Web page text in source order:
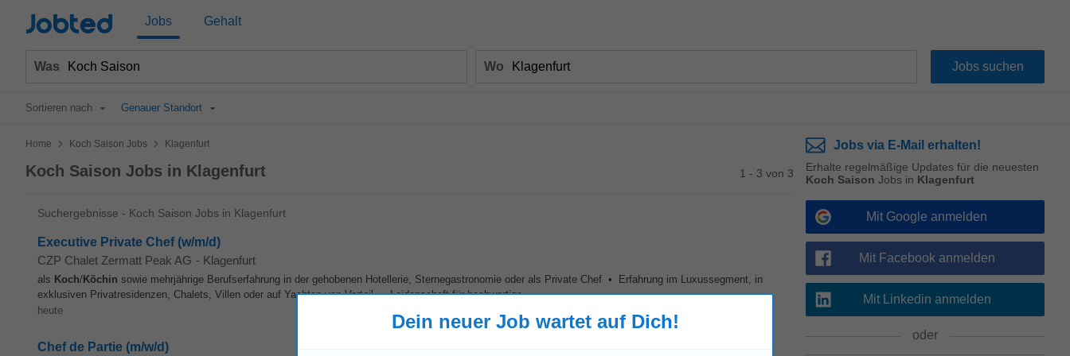
Jobted Jobs Gehalt
Was Wo
Sortieren nach Genauer Standort
Home > Koch Saison Jobs > Klagenfurt
Koch Saison Jobs in Klagenfurt 1 - 3 von 3
Suchergebnisse - Koch Saison Jobs in Klagenfurt
Executive Private Chef (w/m/d)
CZP Chalet Zermatt Peak AG - Klagenfurt
als Koch/ Köchin sowie mehrjährige Berufserfahrung in der gehobenen Hotellerie, Sternegastronomie oder als Private Chef • Erfahrung im Luxussegment, in
exklusiven Privatresidenzen, Chalets, Villen oder auf Yachten von Vorteil • Leidenschaft für hochwertige...
heute
Chef de Partie (m/w/d)
Jobs via E-Mail erhalten!
Erhalte regelmäßige Updates für die neuesten
Koch Saison Jobs in Klagenfurt
Mit Google anmelden
Mit Facebook anmelden
Mit Linkedin anmelden
oder
Dein neuer Job wartet auf Dich!